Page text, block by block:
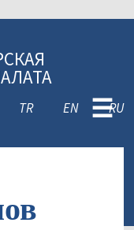
TR EN RU
☰